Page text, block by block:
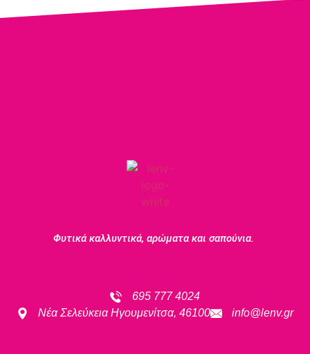
Φυτικά καλλυντικά, αρώματα και σαπούνια.
695 777 4024
Νέα Σελεύκεια Ηγουμενίτσα, 46100
info@lenv.gr